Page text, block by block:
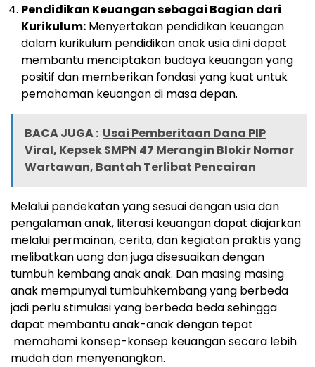
Pendidikan Keuangan sebagai Bagian dari
Kurikulum: Menyertakan pendidikan keuangan
dalam kurikulum pendidikan anak usia dini dapat
membantu menciptakan budaya keuangan yang
positif dan memberikan fondasi yang kuat untuk
pemahaman keuangan di masa depan.
BACA JUGA : Usai Pemberitaan Dana PIP
Viral, Kepsek SMPN 47 Merangin Blokir Nomor
Wartawan, Bantah Terlibat Pencairan
Melalui pendekatan yang sesuai dengan usia dan
pengalaman anak, literasi keuangan dapat diajarkan
melalui permainan, cerita, dan kegiatan praktis yang
melibatkan uang dan juga disesuaikan dengan
tumbuh kembang anak anak. Dan masing masing
anak mempunyai tumbuhkembang yang berbeda
jadi perlu stimulasi yang berbeda beda sehingga
dapat membantu anak-anak dengan tepat
memahami konsep-konsep keuangan secara lebih
mudah dan menyenangkan.